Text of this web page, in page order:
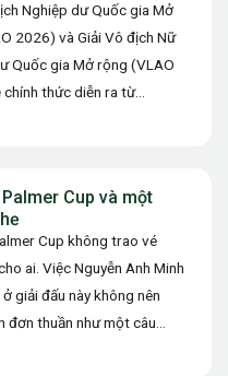
Nghiệp dư Quốc gia Mở
2026) và Giải Vô địch Nữ
Quốc gia Mở rộng (VLAO
thức diễn ra từ…
Cup và một
Cup không trao vé
ai. Việc Nguyễn Anh Minh
giải đấu này không nên
đơn thuần như một câu